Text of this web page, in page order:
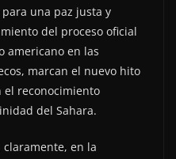
una paz justa y
del proceso oficial
americano en las
marcan el nuevo hito
el reconocimiento
del Sahara.
claramente, en la